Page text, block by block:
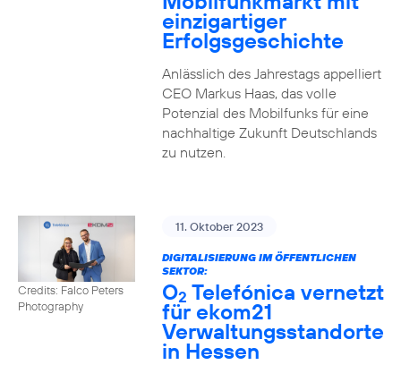
einzigartiger
Erfolgsgeschichte
Anlässlich des Jahrestags appelliert
CEO Markus Haas, das volle
Potenzial des Mobilfunks für eine
nachhaltige Zukunft Deutschlands
zu nutzen.
Credits: Falco Peters
Photography
11. Oktober 2023
DIGITALISIERUNG IM ÖFFENTLICHEN
SEKTOR:
O2 Telefónica vernetzt
für ekom21
Verwaltungsstandorte
in Hessen